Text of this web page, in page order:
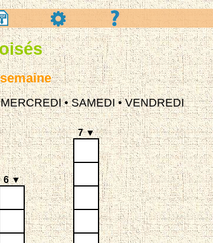
MERCREDI•SAMEDI•VENDREDI
7 ▼
6 ▼